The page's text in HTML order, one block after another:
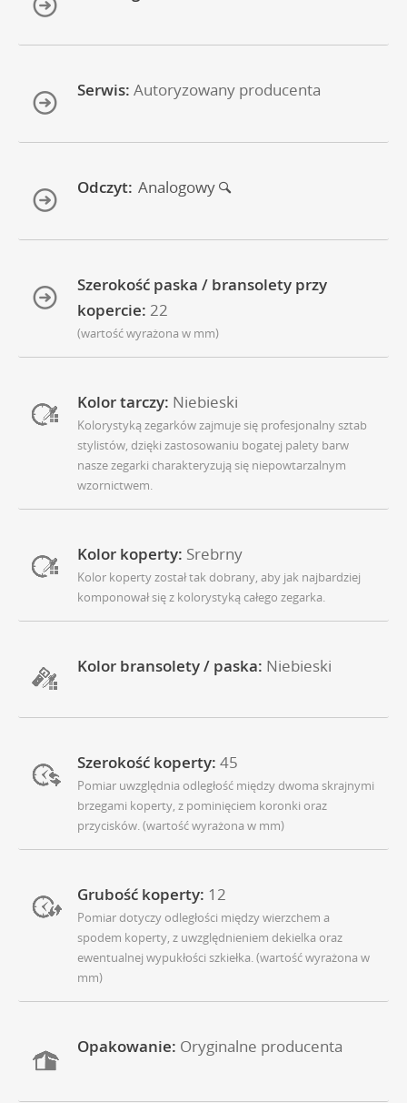
Serwis: Autoryzowany producenta
Odczyt: Analogowy
Szerokość paska / bransolety przy
kopercie: 22
(wartość wyrażona w mm)
Kolor tarczy: Niebieski
Kolorystyką zegarków zajmuje się profesjonalny sztab
stylistów, dzięki zastosowaniu bogatej palety barw
nasze zegarki charakteryzują się niepowtarzalnym
wzornictwem.
Kolor koperty: Srebrny
Kolor koperty został tak dobrany, aby jak najbardziej
komponował się z kolorystyką całego zegarka.
Kolor bransolety / paska: Niebieski
Szerokość koperty: 45
Pomiar uwzględnia odległość między dwoma skrajnymi
brzegami koperty, z pominięciem koronki oraz
przycisków. (wartość wyrażona w mm)
Grubość koperty: 12
Pomiar dotyczy odległości między wierzchem a
spodem koperty, z uwzględnieniem dekielka oraz
ewentualnej wypukłości szkiełka. (wartość wyrażona w
mm)
Opakowanie: Oryginalne producenta